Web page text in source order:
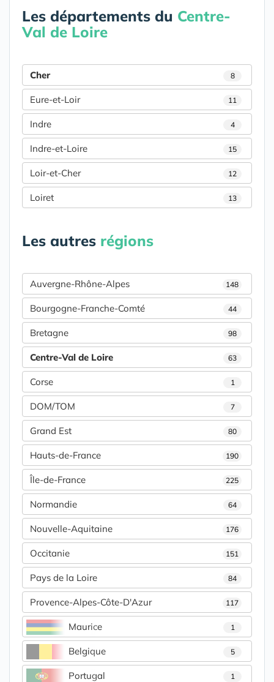
Les départements du Centre-
Val de Loire
Cher 8
Eure-et-Loir 11
Indre 4
Indre-et-Loire 15
Loir-et-Cher 12
Loiret 13
Les autres régions
Auvergne-Rhône-Alpes 148
Bourgogne-Franche-Comté 44
Bretagne 98
Centre-Val de Loire 63
Corse 1
DOM/TOM 7
Grand Est 80
Hauts-de-France 190
Île-de-France 225
Normandie 64
Nouvelle-Aquitaine 176
Occitanie 151
Pays de la Loire 84
Provence-Alpes-Côte-D'Azur 117
Maurice 1
Belgique 5
Portugal 1